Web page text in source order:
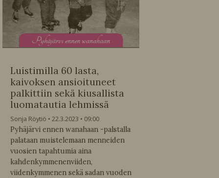
Pyhäjärvi ennen wanahaan
Luistimilla 60 lasta,
kaivoksen ansioituneet
palkittiin sekä kiusallista
luomatautia lehmissä
Sonja Röytiö 22.3.2023
09:00
Pyhäjärvi ennen wanahaan -palstalla
palataan muistelemaan menneiden
vuosien tapahtumia aina
kahdenkymmenenviiden,
viidenkymmenen sekä sadan vuoden